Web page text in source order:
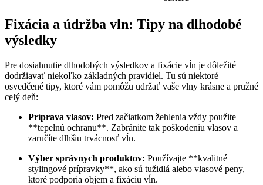
Fixácia a údržba vln: Tipy na dlhodobé
výsledky
Pre dosiahnutie dlhodobých výsledkov a fixácie vĺn je dôležité
dodržiavať niekoľko základných pravidiel. Tu sú niektoré
osvedčené tipy, ktoré vám pomôžu udržať vaše vlny krásne a pružné
celý deň:
Príprava vlasov: Pred začiatkom žehlenia vždy použite
**tepelnú ochranu**. Zabránite tak poškodeniu vlasov a
zaručíte dlhšiu trvácnosť vĺn.
Výber správnych produktov: Používajte **kvalitné
stylingové prípravky**, ako sú tužidlá alebo vlasové peny,
ktoré podporia objem a fixáciu vĺn.